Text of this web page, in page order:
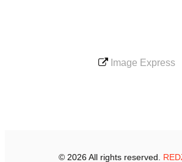
Image Express
© 2026 All rights reserved.